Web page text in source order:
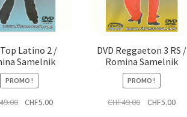
Top Latino 2 /
Samelnik
PROMO !
LeCHF5.00Le
DVD Reggaeton 3 RS /
Romina Samelnik
PROMO !
CHF49.00
LeCHF5.00Le